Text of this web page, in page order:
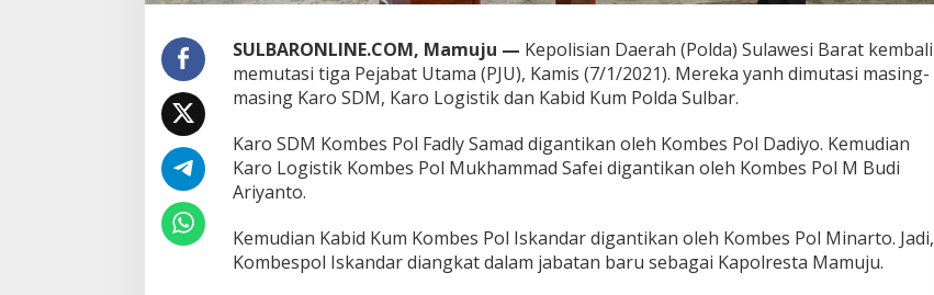
a
m
a
-
a
m
a
a
SULBARONLINE.COM, Mamuju — Kepolisian Daerah (Polda) Sulawesi Barat kembali
memutasi tiga Pejabat Utama (PJU), Kamis (7/1/2021). Mereka yanh dimutasi masing-
masing Karo SDM, Karo Logistik dan Kabid Kum Polda Sulbar.
Karo SDM Kombes Pol Fadly Samad digantikan oleh Kombes Pol Dadiyo. Kemudian
Karo Logistik Kombes Pol Mukhammad Safei digantikan oleh Kombes Pol M Budi
Ariyanto.
Kemudian Kabid Kum Kombes Pol Iskandar digantikan oleh Kombes Pol Minarto. Jadi,
Kombespol Iskandar diangkat dalam jabatan baru sebagai Kapolresta Mamuju.